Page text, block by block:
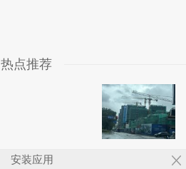
热点推荐
安装应用